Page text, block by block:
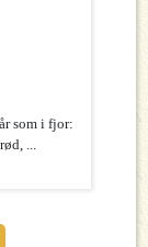
som i fjor:
...